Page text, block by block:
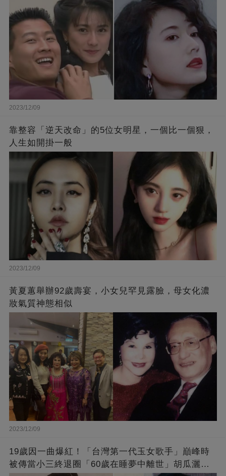
2023/12/09
靠整容「逆天改命」的5位女明星，一個比一個狠，
人生如開掛一般
2023/12/09
黃夏蕙舉辦92歲壽宴，小女兒罕見露臉，母女化濃
妝氣質神態相似
2023/12/09
19歲因一曲爆紅！「台灣第一代玉女歌手」巔峰時
被傳當小三終退圈「60歲在睡夢中離世」胡瓜灑淚